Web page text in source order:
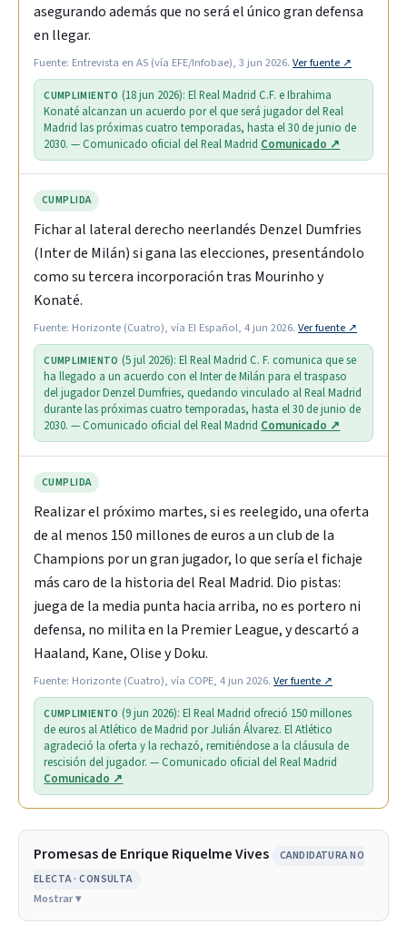
asegurando además que no será el único gran defensa
en llegar.
Fuente: Entrevista en AS (vía EFE/Infobae), 3 jun 2026. Ver fuente ↗
CUMPLIMIENTO (18 jun 2026): El Real Madrid C.F. e Ibrahima
Konaté alcanzan un acuerdo por el que será jugador del Real
Madrid las próximas cuatro temporadas, hasta el 30 de junio de
2030. — Comunicado oficial del Real Madrid Comunicado ↗
CUMPLIDA
Fichar al lateral derecho neerlandés Denzel Dumfries
(Inter de Milán) si gana las elecciones, presentándolo
como su tercera incorporación tras Mourinho y
Konaté.
Fuente: Horizonte (Cuatro), vía El Español, 4 jun 2026. Ver fuente ↗
CUMPLIMIENTO (5 jul 2026): El Real Madrid C. F. comunica que se
ha llegado a un acuerdo con el Inter de Milán para el traspaso
del jugador Denzel Dumfries, quedando vinculado al Real Madrid
durante las próximas cuatro temporadas, hasta el 30 de junio de
2030. — Comunicado oficial del Real Madrid Comunicado ↗
CUMPLIDA
Realizar el próximo martes, si es reelegido, una oferta
de al menos 150 millones de euros a un club de la
Champions por un gran jugador, lo que sería el fichaje
más caro de la historia del Real Madrid. Dio pistas:
juega de la media punta hacia arriba, no es portero ni
defensa, no milita en la Premier League, y descartó a
Haaland, Kane, Olise y Doku.
Fuente: Horizonte (Cuatro), vía COPE, 4 jun 2026. Ver fuente ↗
CUMPLIMIENTO (9 jun 2026): El Real Madrid ofreció 150 millones
de euros al Atlético de Madrid por Julián Álvarez. El Atlético
agradeció la oferta y la rechazó, remitiéndose a la cláusula de
rescisión del jugador. — Comunicado oficial del Real Madrid
Comunicado ↗
Promesas de Enrique Riquelme Vives
CANDIDATURA NO
ELECTA · CONSULTA